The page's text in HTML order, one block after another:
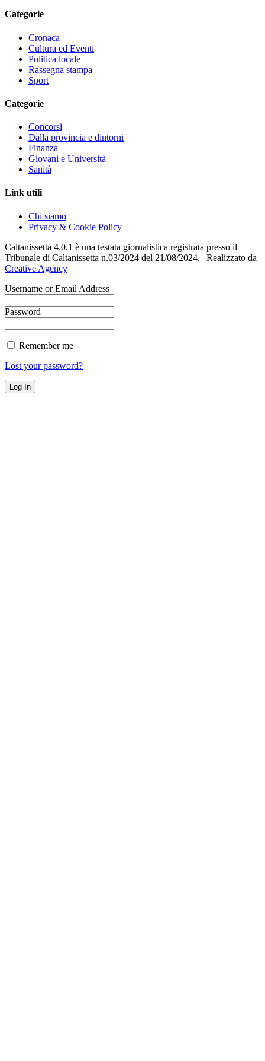
Categorie
Cronaca
Cultura ed Eventi
Politica locale
Rassegna stampa
Sport
Categorie
Concorsi
Dalla provincia e dintorni
Finanza
Giovani e Università
Sanità
Link utili
Chi siamo
Privacy & Cookie Policy
Caltanissetta 4.0.1 è una testata giornalistica registrata presso il
Tribunale di Caltanissetta n.03/2024 del 21/08/2024. | Realizzato da
Creative Agency
Username or Email Address
Password
Remember me
Lost your password?